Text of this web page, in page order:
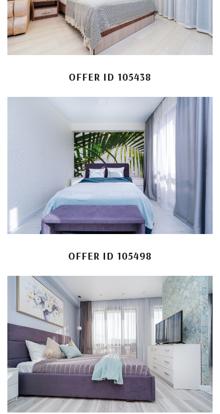
OFFER ID 105438
OFFER ID 105498